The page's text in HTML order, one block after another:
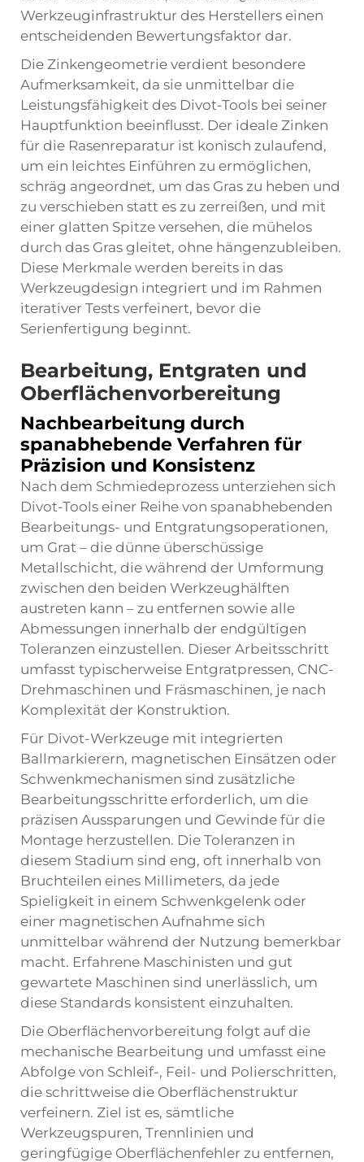
Werkzeuginfrastruktur des Herstellers einen
entscheidenden Bewertungsfaktor dar.
Die Zinkengeometrie verdient besondere
Aufmerksamkeit, da sie unmittelbar die
Leistungsfähigkeit des Divot-Tools bei seiner
Hauptfunktion beeinflusst. Der ideale Zinken
für die Rasenreparatur ist konisch zulaufend,
um ein leichtes Einführen zu ermöglichen,
schräg angeordnet, um das Gras zu heben und
zu verschieben statt es zu zerreißen, und mit
einer glatten Spitze versehen, die mühelos
durch das Gras gleitet, ohne hängenzubleiben.
Diese Merkmale werden bereits in das
Werkzeugdesign integriert und im Rahmen
iterativer Tests verfeinert, bevor die
Serienfertigung beginnt.
Bearbeitung, Entgraten und
Oberflächenvorbereitung
Nachbearbeitung durch
spanabhebende Verfahren für
Präzision und Konsistenz
Nach dem Schmiedeprozess unterziehen sich
Divot-Tools einer Reihe von spanabhebenden
Bearbeitungs- und Entgratungsoperationen,
um Grat – die dünne überschüssige
Metallschicht, die während der Umformung
zwischen den beiden Werkzeughälften
austreten kann – zu entfernen sowie alle
Abmessungen innerhalb der endgültigen
Toleranzen einzustellen. Dieser Arbeitsschritt
umfasst typischerweise Entgratpressen, CNC-
Drehmaschinen und Fräsmaschinen, je nach
Komplexität der Konstruktion.
Für Divot-Werkzeuge mit integrierten
Ballmarkierern, magnetischen Einsätzen oder
Schwenkmechanismen sind zusätzliche
Bearbeitungsschritte erforderlich, um die
präzisen Aussparungen und Gewinde für die
Montage herzustellen. Die Toleranzen in
diesem Stadium sind eng, oft innerhalb von
Bruchteilen eines Millimeters, da jede
Spieligkeit in einem Schwenkgelenk oder
einer magnetischen Aufnahme sich
unmittelbar während der Nutzung bemerkbar
macht. Erfahrene Maschinisten und gut
gewartete Maschinen sind unerlässlich, um
diese Standards konsistent einzuhalten.
Die Oberflächenvorbereitung folgt auf die
mechanische Bearbeitung und umfasst eine
Abfolge von Schleif-, Feil- und Polierschritten,
die schrittweise die Oberflächenstruktur
verfeinern. Ziel ist es, sämtliche
Werkzeugspuren, Trennlinien und
geringfügige Oberflächenfehler zu entfernen,